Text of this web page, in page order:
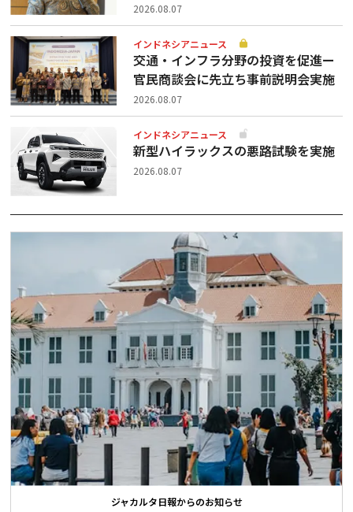
2026.08.07
インドネシアニュース
交通・インフラ分野の投資を促進ー
官民商談会に先立ち事前説明会実施
2026.08.07
インドネシアニュース
新型ハイラックスの悪路試験を実施
2026.08.07
ジャカルタ日報からのお知らせ